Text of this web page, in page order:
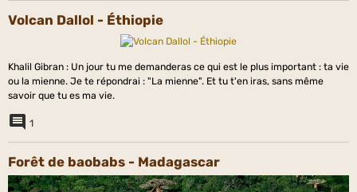
Volcan Dallol - Éthiopie
Khalil Gibran : Un jour tu me demanderas ce qui est le plus important : ta vie
ou la mienne. Je te répondrai : "La mienne". Et tu t'en iras, sans même
savoir que tu es ma vie.
1
Forêt de baobabs - Madagascar